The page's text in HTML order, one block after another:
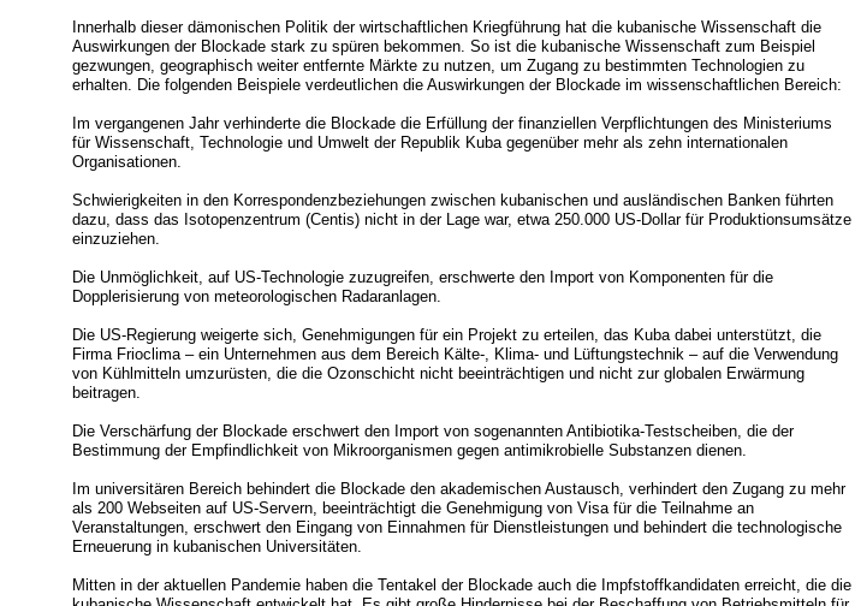
Innerhalb dieser dämonischen Politik der wirtschaftlichen Kriegführung hat die kubanische Wissenschaft die
Auswirkungen der Blockade stark zu spüren bekommen. So ist die kubanische Wissenschaft zum Beispiel
gezwungen, geographisch weiter entfernte Märkte zu nutzen, um Zugang zu bestimmten Technologien zu
erhalten. Die folgenden Beispiele verdeutlichen die Auswirkungen der Blockade im wissenschaftlichen Bereich:
Im vergangenen Jahr verhinderte die Blockade die Erfüllung der finanziellen Verpflichtungen des Ministeriums
für Wissenschaft, Technologie und Umwelt der Republik Kuba gegenüber mehr als zehn internationalen
Organisationen.
Schwierigkeiten in den Korrespondenzbeziehungen zwischen kubanischen und ausländischen Banken führten
dazu, dass das Isotopenzentrum (Centis) nicht in der Lage war, etwa 250.000 US-Dollar für Produktionsumsätze
einzuziehen.
Die Unmöglichkeit, auf US-Technologie zuzugreifen, erschwerte den Import von Komponenten für die
Dopplerisierung von meteorologischen Radaranlagen.
Die US-Regierung weigerte sich, Genehmigungen für ein Projekt zu erteilen, das Kuba dabei unterstützt, die
Firma Frioclima – ein Unternehmen aus dem Bereich Kälte-, Klima- und Lüftungstechnik – auf die Verwendung
von Kühlmitteln umzurüsten, die die Ozonschicht nicht beeinträchtigen und nicht zur globalen Erwärmung
beitragen.
Die Verschärfung der Blockade erschwert den Import von sogenannten Antibiotika-Testscheiben, die der
Bestimmung der Empfindlichkeit von Mikroorganismen gegen antimikrobielle Substanzen dienen.
Im universitären Bereich behindert die Blockade den akademischen Austausch, verhindert den Zugang zu mehr
als 200 Webseiten auf US-Servern, beeinträchtigt die Genehmigung von Visa für die Teilnahme an
Veranstaltungen, erschwert den Eingang von Einnahmen für Dienstleistungen und behindert die technologische
Erneuerung in kubanischen Universitäten.
Mitten in der aktuellen Pandemie haben die Tentakel der Blockade auch die Impfstoffkandidaten erreicht, die die